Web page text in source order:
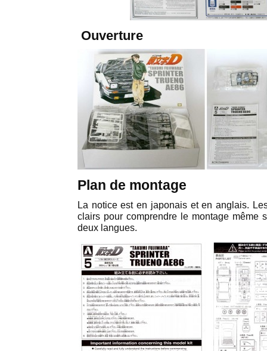
Ouverture
Plan de montage
La notice est en japonais et en anglais.
clairs pour comprendre le montage même
deux langues.